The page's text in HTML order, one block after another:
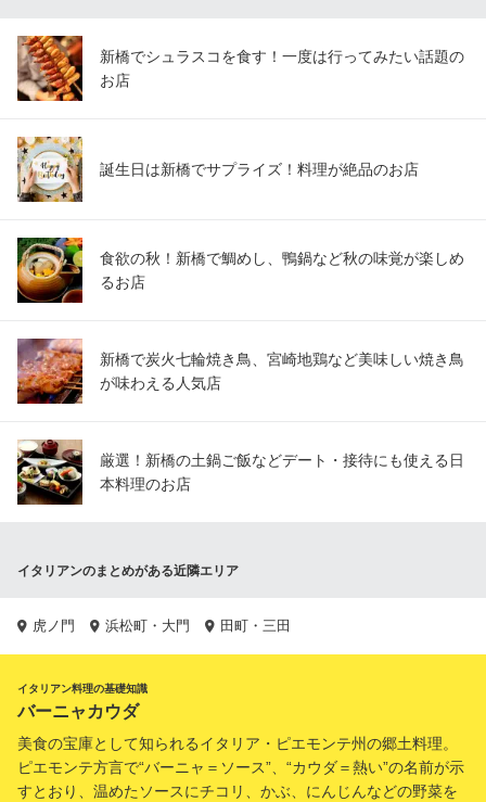
新橋でシュラスコを食す！一度は行ってみたい話題の
お店
誕生日は新橋でサプライズ！料理が絶品のお店
食欲の秋！新橋で鯛めし、鴨鍋など秋の味覚が楽しめ
るお店
新橋で炭火七輪焼き鳥、宮崎地鶏など美味しい焼き鳥
が味わえる人気店
厳選！新橋の土鍋ご飯などデート・接待にも使える日
本料理のお店
イタリアンのまとめがある近隣エリア
虎ノ門 浜松町・大門 田町・三田
イタリアン料理の基礎知識
バーニャカウダ
美食の宝庫として知られるイタリア・ピエモンテ州の郷土料理。
ピエモンテ方言で“バーニャ＝ソース”、“カウダ＝熱い”の名前が示
すとおり、温めたソースにチコリ、かぶ、にんじんなどの野菜を